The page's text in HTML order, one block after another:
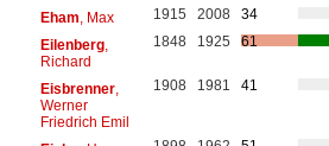
Eham, Max 1915 2008
34
Eilenberg,
Richard
1848 1925 61
Eisbrenner,
Werner
Friedrich Emil
1908 1981 41